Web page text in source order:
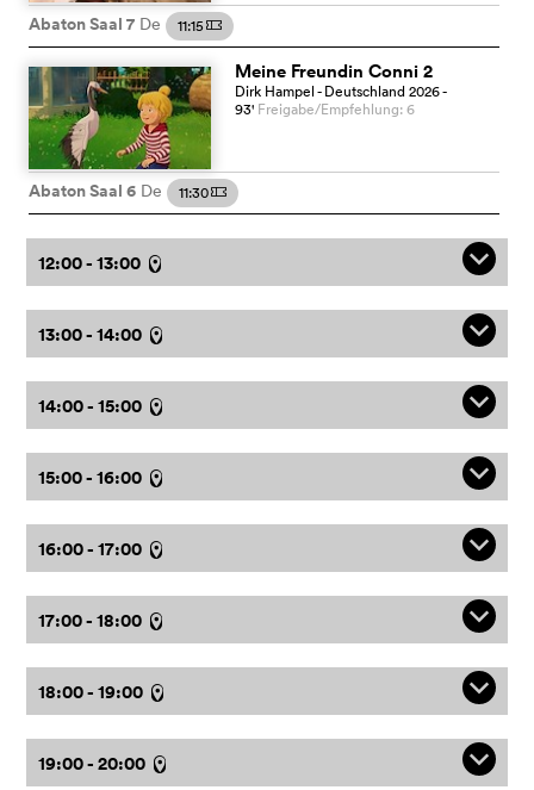
Abaton Saal 7 De 11:15 m
Meine Freundin Conni 2
Dirk Hampel- Deutschland2026-
93' Freigabe/Empfehlung: 6
Abaton Saal 6 De 11:30m
12:00 - 13:00 l q
13:00 - 14:00 l q
14:00 - 15:00 l q
15:00 - 16:00 l q
16:00 - 17:00 l q
17:00 - 18:00 l q
18:00 - 19:00 l q
19:00 - 20:00 l q